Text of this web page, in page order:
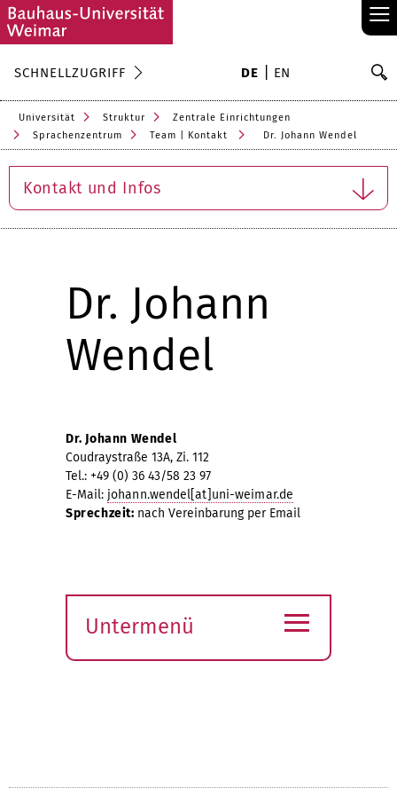
≡
SCHNELLZUGRIFF DE EN
Universität Struktur
Zentrale Einrichtungen
Sprachenzentrum
Team | Kontakt Dr. Johann Wendel
Kontakt und Infos
Dr. Johann
Wendel
Dr. Johann Wendel
Coudraystraße 13A, Zi. 112
Tel.: +49 (0) 36 43/58 23 97
E-Mail: johann.wendel[at]uni-weimar.de
Sprechzeit: nach Vereinbarung per Email
Untermenü
≡